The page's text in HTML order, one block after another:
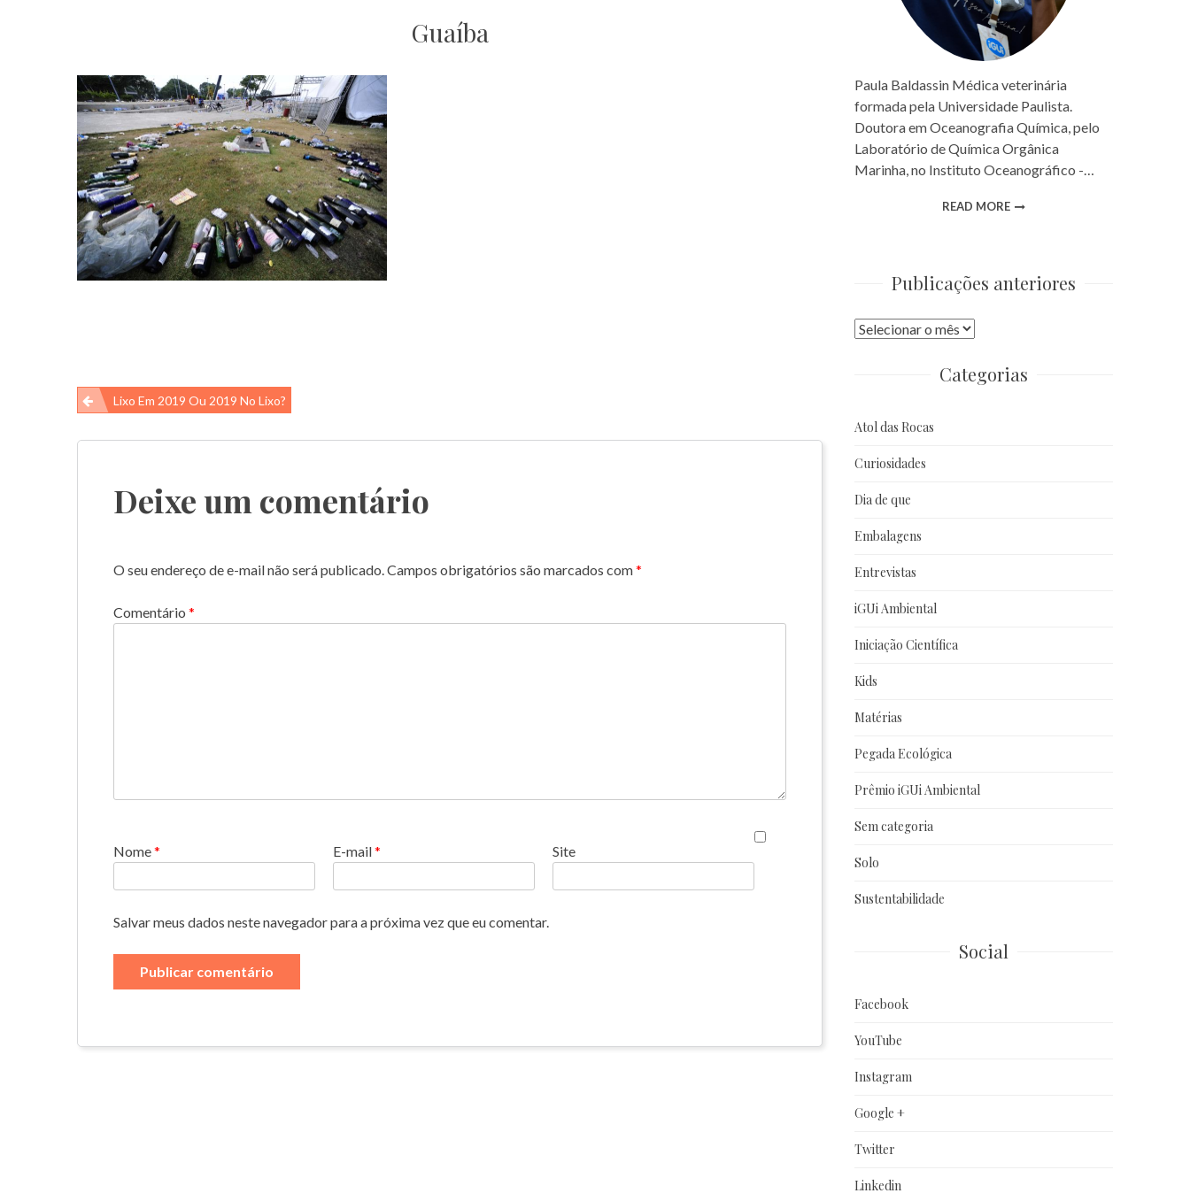
Guaíba
Navegação
de
Lixo Em 2019 Ou 2019 No Lixo?
Deixe um comentário
O seu endereço de e-mail não será publicado.Campos obrigatórios são marcados com*
Comentário *
Nome* E-mail* Site
Salvar meus dados neste navegador para a próxima vez que eu comentar.
Paula Baldassin Médica veterinária
formada pela Universidade Paulista.
Doutora em Oceanografia Química, pelo
Laboratório de Química Orgânica
Marinha, no Instituto Oceanográfico -…
READ MORE
Publicações anteriores
Publicações
Categorias
Atol das Rocas
Curiosidades
Dia de que
Embalagens
Entrevistas
iGUi Ambiental
Iniciação Científica
Kids
Matérias
Pegada Ecológica
Prêmio iGUi Ambiental
Sem categoria
Solo
Sustentabilidade
Social
Facebook
YouTube
Instagram
Google +
Twitter
Linkedin